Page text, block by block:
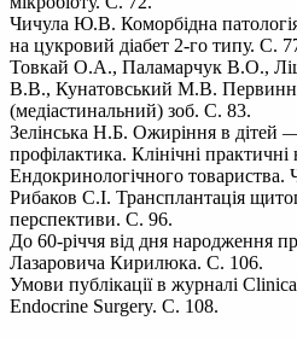
Чичула Ю.В. Коморбідна
на цукровий діабет 2-го типу. С.
Товкай О.А., Паламарчук В.О.,
В.В., Кунатовський М.В.
(медіастинальний) зоб. С. 83.
Зелінська Н.Б. Ожиріння в дітей
профілактика. Клінічні практичні
Ендокринологічного товариства.
Рибаков С.І. Трансплантація
перспективи. С. 96.
До 60-річчя від дня народження
Лазаровича Кирилюка. С. 106.
Умови публікації в журналі
Endocrine Surgery. С. 108.